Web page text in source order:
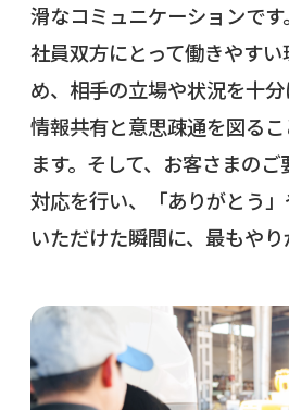
滑なコミュニケーションで
社員双方にとって働きやす
め、相手の立場や状況を十
情報共有と意思疎通を図る
ます。そして、お客さまの
対応を行い、「ありがとう
いただけた瞬間に、最もやり